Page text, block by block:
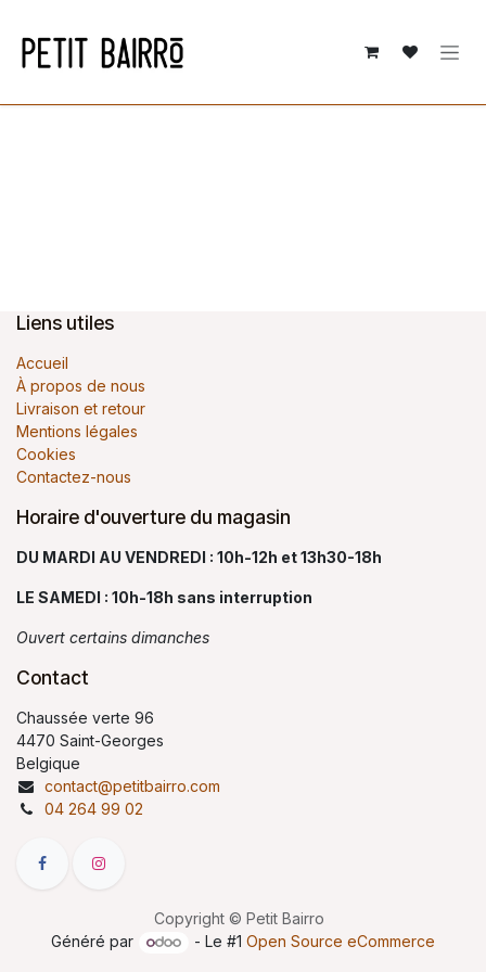
Liens utiles
Accueil
À propos de nous
Livraison et retour
Mentions légales
Cookies
Contactez-nous
Horaire d'ouverture du magasin
DU MARDI AU VENDREDI : 10h-12h et 13h30-18h
LE SAMEDI : 10h-18h sans interruption
Ouvert certains dimanches
Contact
Chaussée verte 96
4470 Saint-Georges
Belgique
contact@petitbairro.com
04 264 99 02
Copyright © Petit Bairro
Généré par
- Le #1Open Source eCommerce